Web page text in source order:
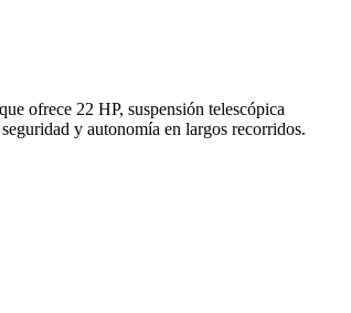
ofrece 22 HP, suspensión telescópica
y autonomía en largos recorridos.